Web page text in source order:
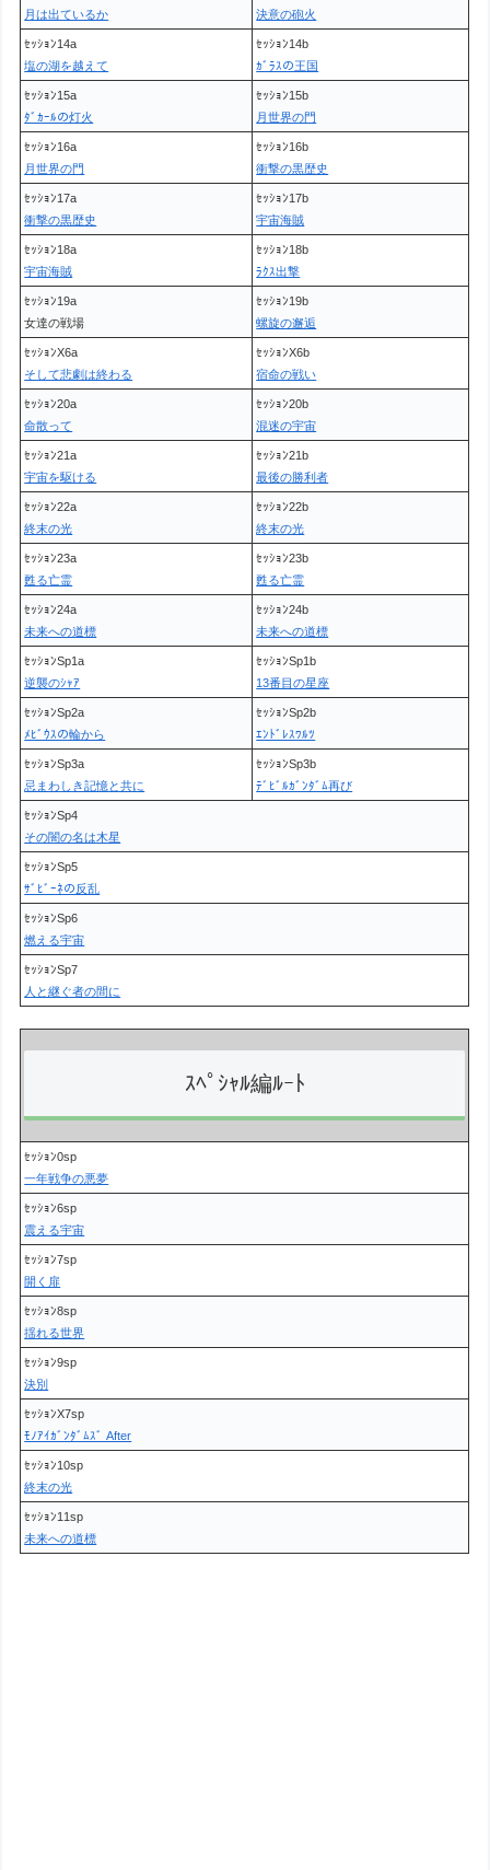
月は出ているか
決意の砲火
ｾｯｼｮﾝ14a
塩の湖を越えて
ｾｯｼｮﾝ14b
ｶﾞﾗｽの王国
ｾｯｼｮﾝ15a
ﾀﾞｶｰﾙの灯火
ｾｯｼｮﾝ15b
月世界の門
ｾｯｼｮﾝ16a
月世界の門
ｾｯｼｮﾝ16b
衝撃の黒歴史
ｾｯｼｮﾝ17a
衝撃の黒歴史
ｾｯｼｮﾝ17b
宇宙海賊
ｾｯｼｮﾝ18a
宇宙海賊
ｾｯｼｮﾝ18b
ﾗｸｽ出撃
ｾｯｼｮﾝ19a
女達の戦場
ｾｯｼｮﾝ19b
螺旋の邂逅
ｾｯｼｮﾝX6a
そして悲劇は終わる
ｾｯｼｮﾝX6b
宿命の戦い
ｾｯｼｮﾝ20a
命散って
ｾｯｼｮﾝ20b
混迷の宇宙
ｾｯｼｮﾝ21a
宇宙を駆ける
ｾｯｼｮﾝ21b
最後の勝利者
ｾｯｼｮﾝ22a
終末の光
ｾｯｼｮﾝ22b
終末の光
ｾｯｼｮﾝ23a
甦る亡霊
ｾｯｼｮﾝ23b
甦る亡霊
ｾｯｼｮﾝ24a
未来への道標
ｾｯｼｮﾝ24b
未来への道標
ｾｯｼｮﾝSp1a
逆襲のｼｬｱ
ｾｯｼｮﾝSp1b
13番目の星座
ｾｯｼｮﾝSp2a
ﾒﾋﾞｳｽの輪から
ｾｯｼｮﾝSp2b
ｴﾝﾄﾞﾚｽﾜﾙﾂ
ｾｯｼｮﾝSp3a
忌まわしき記憶と共に
ｾｯｼｮﾝSp3b
ﾃﾞﾋﾞﾙｶﾞﾝﾀﾞﾑ再び
ｾｯｼｮﾝSp4
その闇の名は木星
ｾｯｼｮﾝSp5
ｻﾞﾋﾞｰﾈの反乱
ｾｯｼｮﾝSp6
燃える宇宙
ｾｯｼｮﾝSp7
人と継ぐ者の間に
ｽﾍﾟｼｬﾙ編ﾙｰﾄ
ｾｯｼｮﾝ0sp
一年戦争の悪夢
ｾｯｼｮﾝ6sp
震える宇宙
ｾｯｼｮﾝ7sp
開く扉
ｾｯｼｮﾝ8sp
揺れる世界
ｾｯｼｮﾝ9sp
決別
ｾｯｼｮﾝX7sp
ﾓﾉｱｲｶﾞﾝﾀﾞﾑｽﾞ After
ｾｯｼｮﾝ10sp
終末の光
ｾｯｼｮﾝ11sp
未来への道標